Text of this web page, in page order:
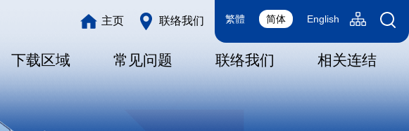
主页 联络我们
Language
switcher
繁體 简体 English
下载区域 常见问题 联络我们 相关连结